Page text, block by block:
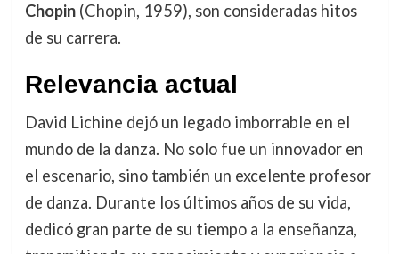
Chopin(Chopin, 1959), son consideradas hitos
de su carrera.
Relevancia actual
David Lichine dejó un legado imborrable en el
mundo de la danza. No solo fue un innovador en
el escenario, sino también un excelente profesor
de danza. Durante los últimos años de su vida,
dedicó gran parte de su tiempo a la enseñanza,